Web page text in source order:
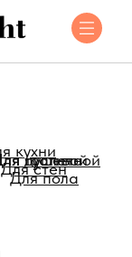
кухни
душевой
туалета
гостинной
Для стен
Для пола